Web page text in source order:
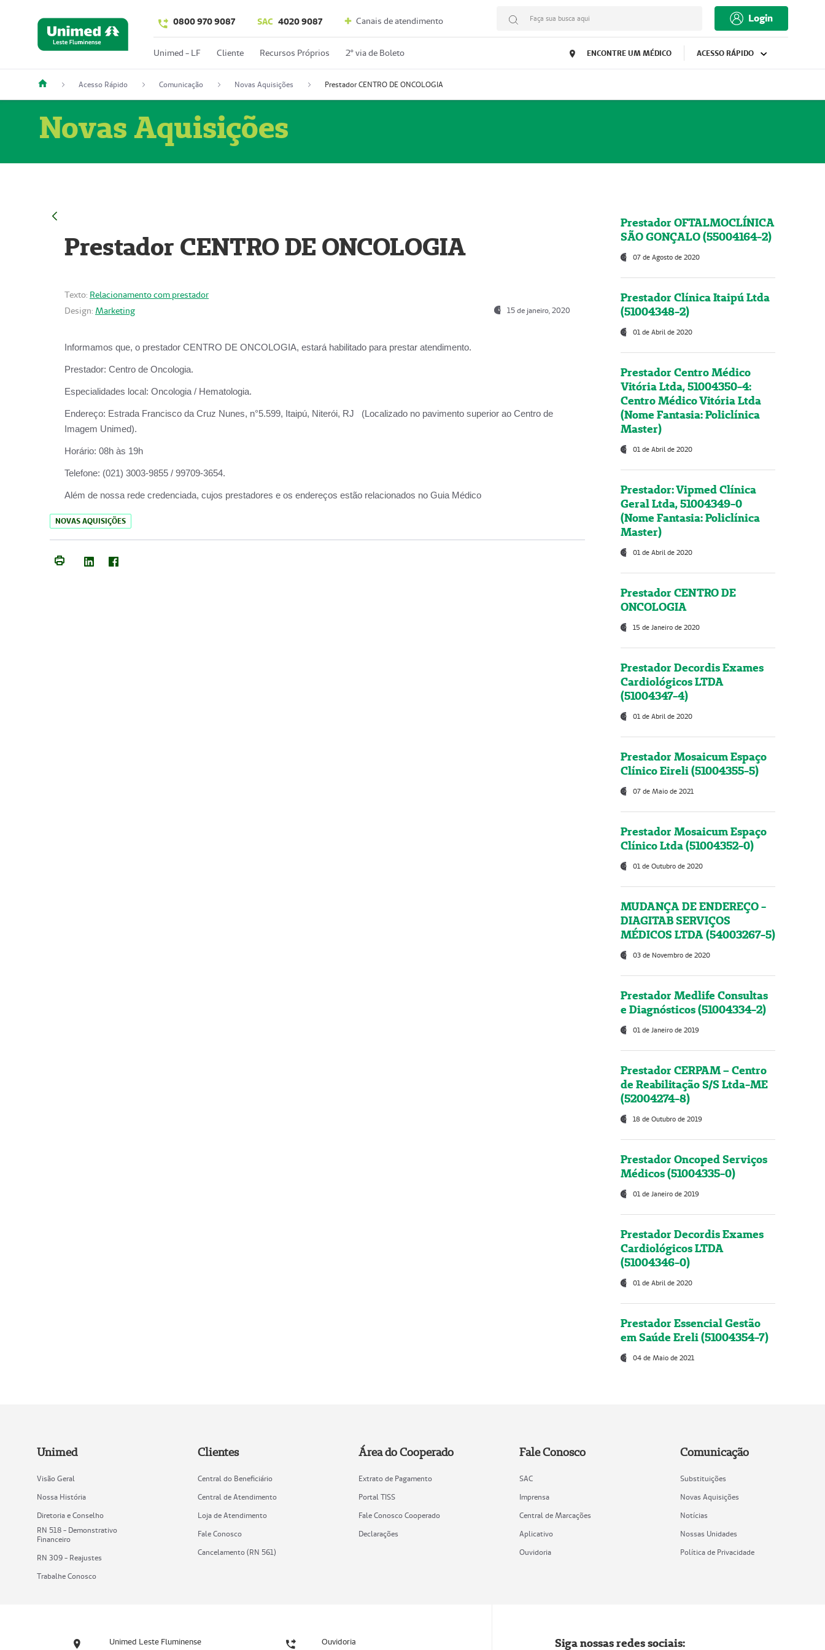
0800 970 9087 SAC 4020 9087 Canais de atendimento Faça sua busca aqui Login
Unimed - LF Cliente Recursos Próprios 2º via de Boleto ENCONTRE UM MÉDICO ACESSO RÁPIDO
Acesso Rápido Comunicação Novas Aquisições Prestador CENTRO DE ONCOLOGIA
Novas Aquisições
Prestador CENTRO DE ONCOLOGIA
Texto: Relacionamento com prestador
Design: Marketing 15 de janeiro, 2020
Informamos que, o prestador CENTRO DE ONCOLOGIA, estará habilitado para prestar atendimento.
Prestador: Centro de Oncologia.
Especialidades local: Oncologia / Hematologia.
Endereço: Estrada Francisco da Cruz Nunes, n°5.599, Itaipú, Niterói, RJ (Localizado no pavimento superior ao Centro de
Imagem Unimed).
Horário: 08h às 19h
Telefone: (021) 3003-9855 / 99709-3654.
Além de nossa rede credenciada, cujos prestadores e os endereços estão relacionados no Guia Médico
NOVAS AQUISIÇÕES
Prestador OFTALMOCLÍNICA
SÃO GONÇALO (55004164-2)
07 de Agosto de 2020
Prestador Clínica Itaipú Ltda
(51004348-2)
01 de Abril de 2020
Prestador Centro Médico
Vitória Ltda, 51004350-4:
Centro Médico Vitória Ltda
(Nome Fantasia: Policlínica
Master)
01 de Abril de 2020
Prestador: Vipmed Clínica
Geral Ltda, 51004349-0
(Nome Fantasia: Policlínica
Master)
01 de Abril de 2020
Prestador CENTRO DE
ONCOLOGIA
15 de Janeiro de 2020
Prestador Decordis Exames
Cardiológicos LTDA
(51004347-4)
01 de Abril de 2020
Prestador Mosaicum Espaço
Clínico Eireli (51004355-5)
07 de Maio de 2021
Prestador Mosaicum Espaço
Clínico Ltda (51004352-0)
01 de Outubro de 2020
MUDANÇA DE ENDEREÇO -
DIAGITAB SERVIÇOS
MÉDICOS LTDA (54003267-5)
03 de Novembro de 2020
Prestador Medlife Consultas
e Diagnósticos (51004334-2)
01 de Janeiro de 2019
Prestador CERPAM – Centro
de Reabilitação S/S Ltda-ME
(52004274-8)
18 de Outubro de 2019
Prestador Oncoped Serviços
Médicos (51004335-0)
01 de Janeiro de 2019
Prestador Decordis Exames
Cardiológicos LTDA
(51004346-0)
01 de Abril de 2020
Prestador Essencial Gestão
em Saúde Ereli (51004354-7)
04 de Maio de 2021
Unimed
Visão Geral
Nossa História
Diretoria e Conselho
RN 518 - Demonstrativo
Financeiro
RN 309 - Reajustes
Trabalhe Conosco
Clientes
Central do Beneficiário
Central de Atendimento
Loja de Atendimento
Fale Conosco
Cancelamento (RN 561)
Área do Cooperado
Extrato de Pagamento
Portal TISS
Fale Conosco Cooperado
Declarações
Fale Conosco
SAC
Imprensa
Central de Marcações
Aplicativo
Ouvidoria
Comunicação
Substituições
Novas Aquisições
Notícias
Nossas Unidades
Política de Privacidade
Unimed Leste Fluminense Ouvidoria Siga nossas redes sociais: